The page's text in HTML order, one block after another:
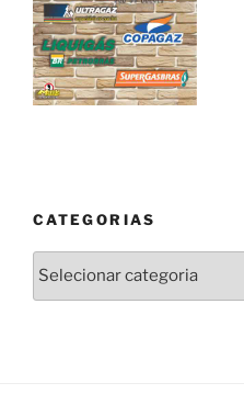
CATEGORIAS
Categorias